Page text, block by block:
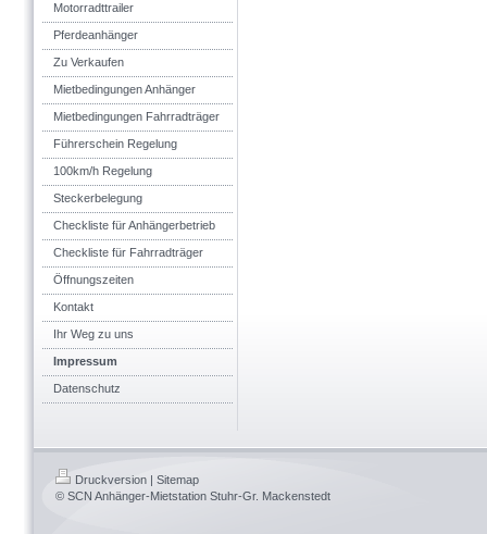
Motorradttrailer
Pferdeanhänger
Zu Verkaufen
Mietbedingungen Anhänger
Mietbedingungen Fahrradträger
Führerschein Regelung
100km/h Regelung
Steckerbelegung
Checkliste für Anhängerbetrieb
Checkliste für Fahrradträger
Öffnungszeiten
Kontakt
Ihr Weg zu uns
Impressum
Datenschutz
Druckversion | Sitemap
© SCN Anhänger-Mietstation Stuhr-Gr. Mackenstedt